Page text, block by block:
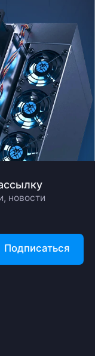
новости
Подписаться